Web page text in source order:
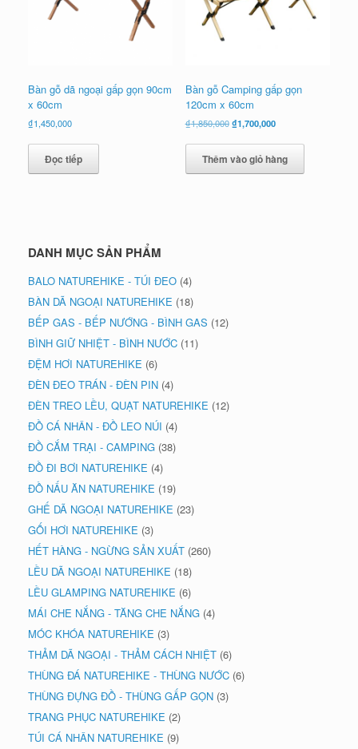
Bàn gỗ dã ngoại gấp gọn 90cm
x 60cm
₫1,450,000
Đọc tiếp
Bàn gỗ Camping gấp gọn
120cm x 60cm
₫1,850,000 Giá
là:
₫1,850,000.
₫1,700,000Giá
tại
là:
₫1,700,000.
Thêm vào giỏ hàng
DANH MỤC SẢN PHẨM
BALO NATUREHIKE - TÚI ĐEO (4)
BÀN DÃ NGOẠI NATUREHIKE (18)
BẾP GAS - BẾP NƯỚNG - BÌNH GAS (12)
BÌNH GIỮ NHIỆT - BÌNH NƯỚC (11)
ĐỆM HƠI NATUREHIKE (6)
ĐÈN ĐEO TRÁN - ĐÈN PIN (4)
ĐÈN TREO LỀU, QUẠT NATUREHIKE (12)
ĐỒ CÁ NHÂN - ĐỒ LEO NÚI (4)
ĐỒ CẮM TRẠI - CAMPING (38)
ĐỒ ĐI BƠI NATUREHIKE (4)
ĐỒ NẤU ĂN NATUREHIKE (19)
GHẾ DÃ NGOẠI NATUREHIKE (23)
GỐI HƠI NATUREHIKE (3)
HẾT HÀNG - NGỪNG SẢN XUẤT (260)
LỀU DÃ NGOẠI NATUREHIKE (18)
LỀU GLAMPING NATUREHIKE (6)
MÁI CHE NẮNG - TĂNG CHE NẮNG (4)
MÓC KHÓA NATUREHIKE (3)
THẢM DÃ NGOẠI - THẢM CÁCH NHIỆT (6)
THÙNG ĐÁ NATUREHIKE - THÙNG NƯỚC (6)
THÙNG ĐỰNG ĐỒ - THÙNG GẤP GỌN (3)
TRANG PHỤC NATUREHIKE (2)
TÚI CÁ NHÂN NATUREHIKE (9)